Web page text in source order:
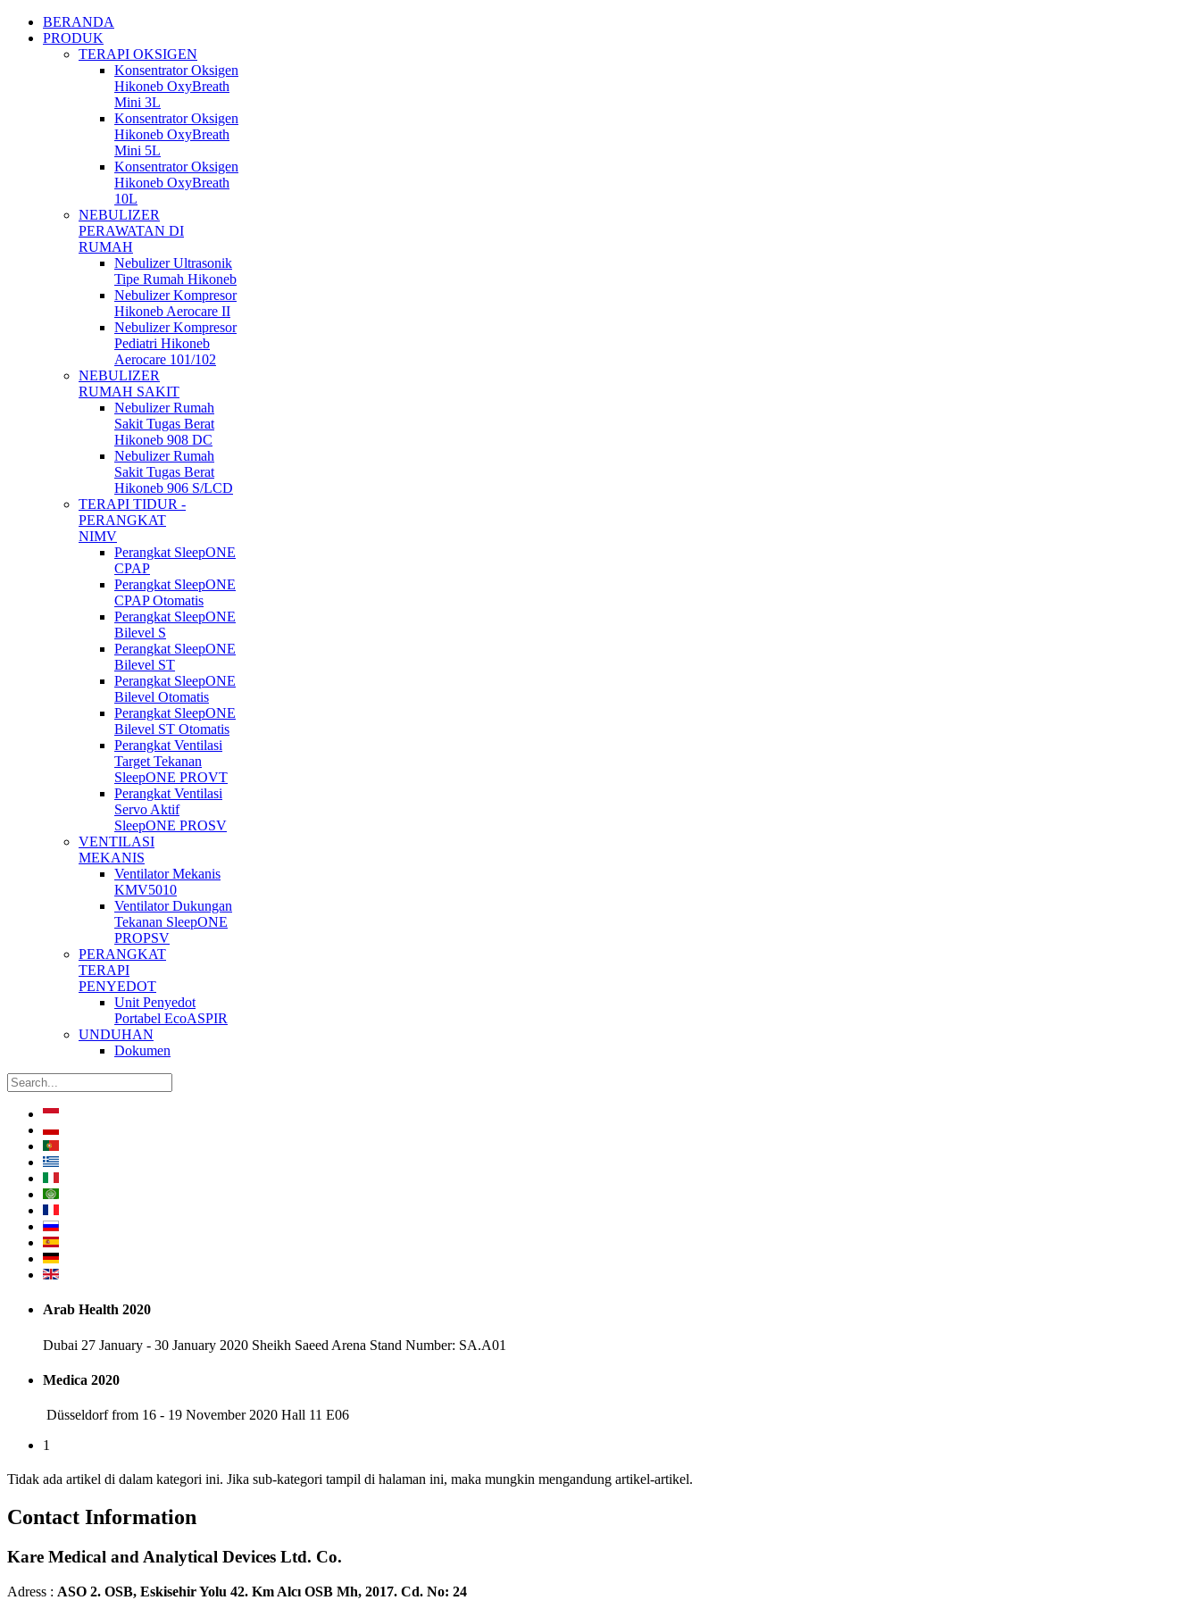
BERANDA
PRODUK
TERAPI OKSIGEN
Konsentrator Oksigen
Hikoneb OxyBreath
Mini 3L
Konsentrator Oksigen
Hikoneb OxyBreath
Mini 5L
Konsentrator Oksigen
Hikoneb OxyBreath
10L
NEBULIZER
PERAWATAN DI
RUMAH
Nebulizer Ultrasonik
Tipe Rumah Hikoneb
Nebulizer Kompresor
Hikoneb Aerocare II
Nebulizer Kompresor
Pediatri Hikoneb
Aerocare 101/102
NEBULIZER
RUMAH SAKIT
Nebulizer Rumah
Sakit Tugas Berat
Hikoneb 908 DC
Nebulizer Rumah
Sakit Tugas Berat
Hikoneb 906 S/LCD
TERAPI TIDUR -
PERANGKAT
NIMV
Perangkat SleepONE
CPAP
Perangkat SleepONE
CPAP Otomatis
Perangkat SleepONE
Bilevel S
Perangkat SleepONE
Bilevel ST
Perangkat SleepONE
Bilevel Otomatis
Perangkat SleepONE
Bilevel ST Otomatis
Perangkat Ventilasi
Target Tekanan
SleepONE PROVT
Perangkat Ventilasi
Servo Aktif
SleepONE PROSV
VENTILASI
MEKANIS
Ventilator Mekanis
KMV5010
Ventilator Dukungan
Tekanan SleepONE
PROPSV
PERANGKAT
TERAPI
PENYEDOT
Unit Penyedot
Portabel EcoASPIR
UNDUHAN
Dokumen
Arab Health 2020
Dubai 27 January - 30 January 2020 Sheikh Saeed Arena Stand Number: SA.A01
Medica 2020
Düsseldorf from 16 - 19 November 2020 Hall 11 E06
1
Tidak ada artikel di dalam kategori ini. Jika sub-kategori tampil di halaman ini, maka mungkin mengandung artikel-artikel.
Contact Information
Kare Medical and Analytical Devices Ltd. Co.
Adress : ASO 2. OSB, Eskisehir Yolu 42. Km Alcı OSB Mh, 2017. Cd. No: 24